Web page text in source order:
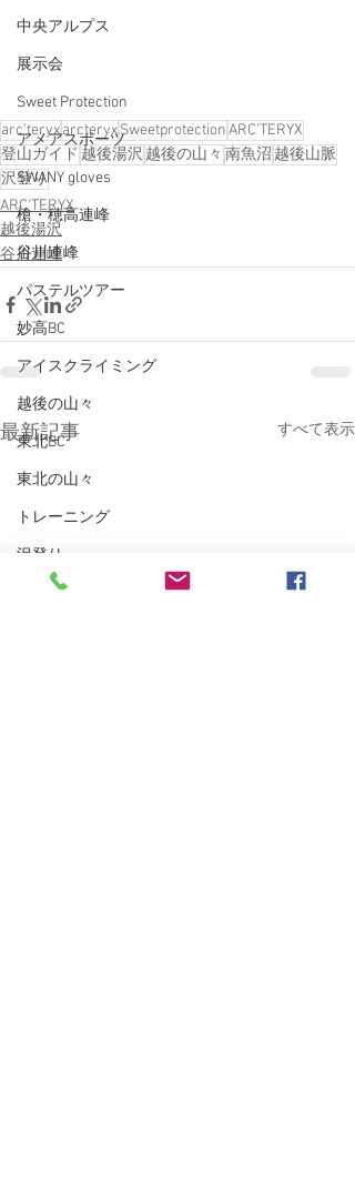
中央アルプス
展示会
Sweet Protection
アメアスポーツ
SWANY gloves
槍・穂高連峰
谷川連峰
パステルツアー
妙高BC
アイスクライミング
越後の山々
東北BC
東北の山々
トレーニング
沢登り
スキーシュミレーター
arc'teryxarcteryxSweetprotectionARC’TERYX
登山ガイド 越後湯沢越後の山々 南魚沼越後山脈
沢登り
ARC'TERYX
越後湯沢
谷川連峰
最新記事 すべて表示